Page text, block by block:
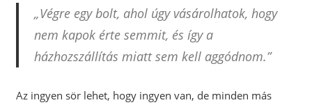
„Végre egy bolt, ahol úgy vásárolhatok, hogy
nem kapok érte semmit, és így a
házhozszállítás miatt sem kell aggódnom.”
Az ingyen sör lehet, hogy ingyen van, de minden más